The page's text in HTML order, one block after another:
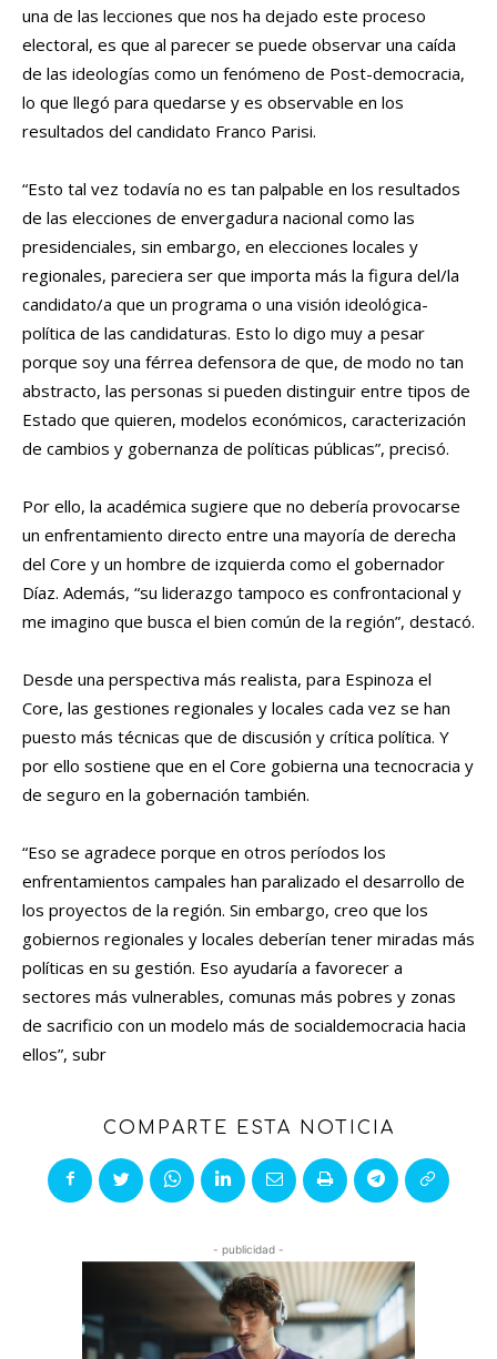
una de las lecciones que nos ha dejado este proceso
electoral, es que al parecer se puede observar una caída
de las ideologías como un fenómeno de Post-democracia,
lo que llegó para quedarse y es observable en los
resultados del candidato Franco Parisi.
“Esto tal vez todavía no es tan palpable en los resultados
de las elecciones de envergadura nacional como las
presidenciales, sin embargo, en elecciones locales y
regionales, pareciera ser que importa más la figura del/la
candidato/a que un programa o una visión ideológica-
política de las candidaturas. Esto lo digo muy a pesar
porque soy una férrea defensora de que, de modo no tan
abstracto, las personas si pueden distinguir entre tipos de
Estado que quieren, modelos económicos, caracterización
de cambios y gobernanza de políticas públicas”, precisó.
Por ello, la académica sugiere que no debería provocarse
un enfrentamiento directo entre una mayoría de derecha
del Core y un hombre de izquierda como el gobernador
Díaz. Además, “su liderazgo tampoco es confrontacional y
me imagino que busca el bien común de la región”, destacó.
Desde una perspectiva más realista, para Espinoza el
Core, las gestiones regionales y locales cada vez se han
puesto más técnicas que de discusión y crítica política. Y
por ello sostiene que en el Core gobierna una tecnocracia y
de seguro en la gobernación también.
“Eso se agradece porque en otros períodos los
enfrentamientos campales han paralizado el desarrollo de
los proyectos de la región. Sin embargo, creo que los
gobiernos regionales y locales deberían tener miradas más
políticas en su gestión. Eso ayudaría a favorecer a
sectores más vulnerables, comunas más pobres y zonas
de sacrificio con un modelo más de socialdemocracia hacia
ellos”, subr
COMPARTE ESTA NOTICIA
- publicidad -